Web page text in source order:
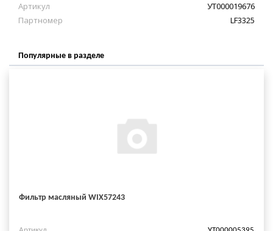
Артикул
УТ000019676
Партномер
LF3325
Популярные в разделе
Фильтр масляный WIX57243